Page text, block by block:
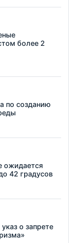
более 2
по созданию
ожидается
42 градусов
о запрете